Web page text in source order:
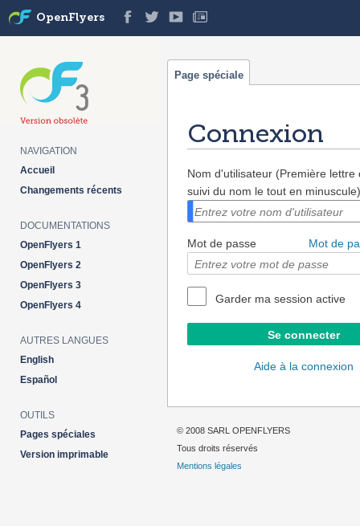
Connexion
Nom d'utilisateur (Première lettre
suivi du nom le tout en minuscule)
Mot de passe Mot de
Garder ma session active
Aide à la connexion
Page spéciale
OpenFlyers
NAVIGATION
Accueil
Changements récents
DOCUMENTATIONS
OpenFlyers 1
OpenFlyers 2
OpenFlyers 3
OpenFlyers 4
AUTRES LANGUES
English
Español
OUTILS
Pages spéciales
Version imprimable
© 2008 SARL OPENFLYERS
Tous droits réservés
Mentions légales